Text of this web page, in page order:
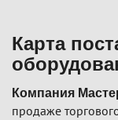
Карта
Компания
продаже